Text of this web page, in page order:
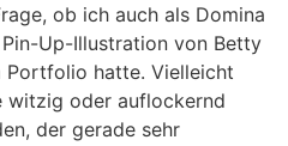
ob ich auch als Domina
Up-Illustration von Betty
Portfolio hatte. Vielleicht
witzig oder auflockernd
der gerade sehr